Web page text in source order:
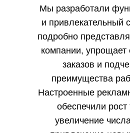
Мы разработали
и привлекательный
подробно
компании,
заказов и
преимущества
Настроенные
обеспечили
увеличение